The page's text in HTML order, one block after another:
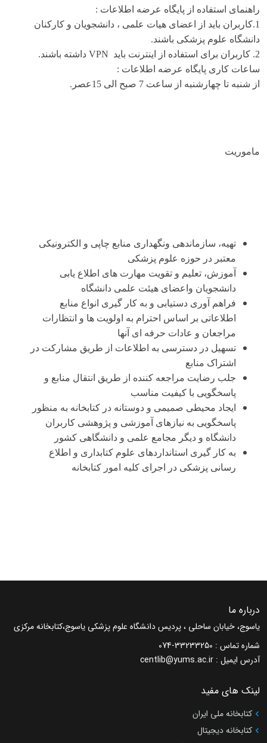
راهنمای استفاده از پایگاه عرضه اطلاعات :
1.کاربران باید از اعضای هیات علمی ، دانشجویان و کارکنان
دانشگاه علوم پزشکی باشند.
2. کاربران برای استفاده از اینترنت باید
VPN داشته باشند.
ساعات کاری پایگاه عرضه اطلاعات :
از شنبه تا چهارشنبه از ساعت 7 صبح الی 15عصر.
ماموریت
تهیه، سازماندهی ونگهداری منابع چاپی و الکترونیکی
معتبر در حوزه علوم پزشکی
آموزش، تعلیم و تقویت مهارت های اطلاع یابی
دانشجویان واعضای هیئت علمی دانشگاه
فراهم آوری دستیابی و به کار گیری انواع منابع
اطلاعاتی بر اساس احترام به اولویت ها و انتظارات
مراجعان و عادات حرفه ای آنها
تسهیل در دسترسی به اطلاعات از طریق مشارکت در
اشتراک منابع
جلب رضایت مراجعه کننده از طریق انتقال منابع و
پاسخگویی با کیفیت مناسب
ایجاد محیطی صمیمی و دوستانه در کتابخانه به منظور
پاسخگویی به نیازهای آموزشی و پژوهشی کاربران
دانشگاه و دیگر مجامع علمی و دانشگاهی کشور
به کار گیری استانداردهای علوم کتابداری و اطلاع
رسانی پزشکی در اجرای کلیه امور کتابخانه
درباره ما
یاسوج، خیابان ساحلی ، پردیس دانشگاه علوم پزشکی یاسوج،کتابخانه مرکزی
شماره تماس : 074-33233250
آدرس ایمیل :
لینک های مفید
کتابخانه ملی ایران
کتابخانه دیجیتال